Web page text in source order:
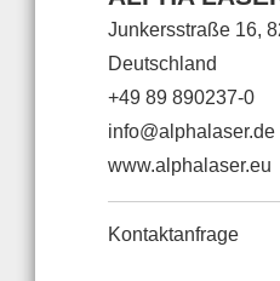
Junkersstraße 16,
Deutschland
+49 89 890237-0
info@alphalaser.de
www.alphalaser.eu
Kontaktanfrage